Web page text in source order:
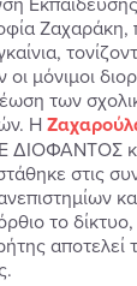
Ζαχαράκη,
μόνιμοι
των
Η
ΔΙΟΦΑΝΤΟΣ
στις
το
αποτελεί